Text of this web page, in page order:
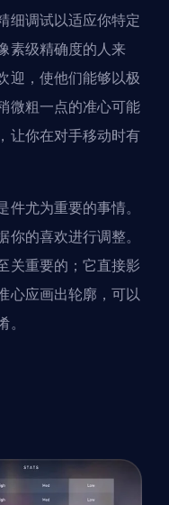
细调试以适应你特定
素级精确度的人来
迎，使他们能够以极
微粗一点的准心可能
让你在对手移动时有
尤为重要的事情。
的喜欢进行调整。
关重要的；它直接影
心应画出轮廓，可以